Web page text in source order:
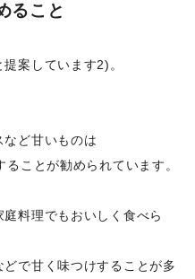
ること
案しています2)。
など甘いものは
ことが勧められています。
料理でもおいしく食べら
で甘く味つけすることが多